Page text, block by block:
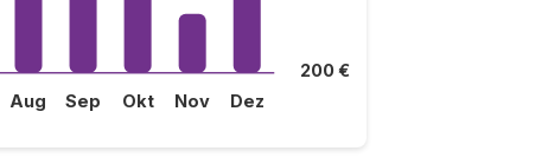
200 €
Aug Sep Okt Nov Dez